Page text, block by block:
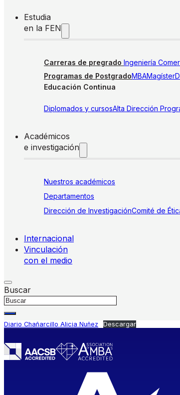
Estudia
en la FEN
Carreras de pregrado Ingeniería
Programas de PostgradoMBAMagíster
Educación Continua
Diplomados y cursosAlta Dirección
Académicos
e investigación
Nuestros académicos
Departamentos
Dirección de InvestigaciónComité de
Internacional
Vinculación
con el medio
Buscar
Diario Chañarcillo Alicia Nuñez Descargar